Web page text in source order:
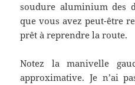
soudure aluminium des
que vous avez peut-être
prêt à reprendre la route.
Notez la manivelle
approximative. Je n’ai